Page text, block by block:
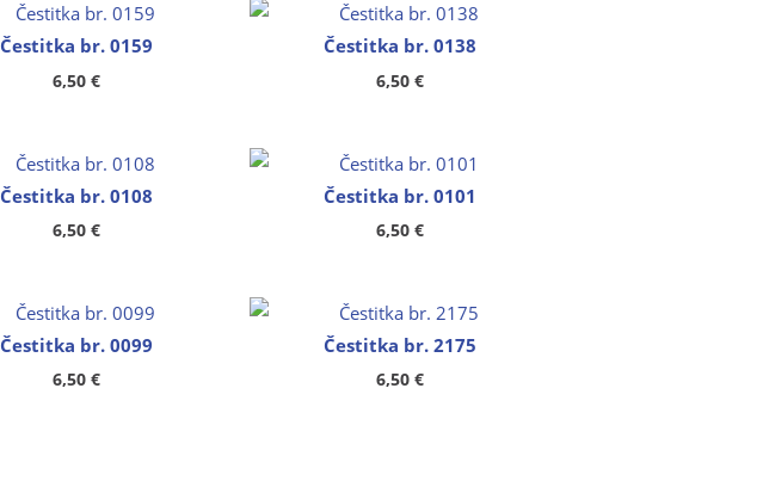
Čestitka br. 0159
6,50 €
Čestitka br. 0138
6,50 €
Čestitka br. 0108
6,50 €
Čestitka br. 0101
6,50 €
Čestitka br. 0099
6,50 €
Čestitka br. 2175
6,50 €